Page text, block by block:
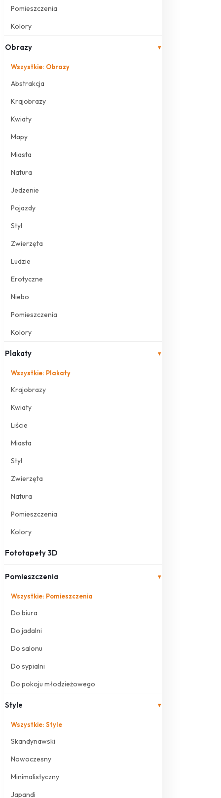
Pomieszczenia
Kolory
Obrazy ▾
Wszystkie: Obrazy
Abstrakcja
Krajobrazy
Kwiaty
Mapy
Miasta
Natura
Jedzenie
Pojazdy
Styl
Zwierzęta
Ludzie
Erotyczne
Niebo
Pomieszczenia
Kolory
Plakaty ▾
Wszystkie: Plakaty
Krajobrazy
Kwiaty
Liście
Miasta
Styl
Zwierzęta
Natura
Pomieszczenia
Kolory
Fototapety 3D
Pomieszczenia ▾
Wszystkie: Pomieszczenia
Do biura
Do jadalni
Do salonu
Do sypialni
Do pokoju młodzieżowego
Style ▾
Wszystkie: Style
Skandynawski
Nowoczesny
Minimalistyczny
Japandi